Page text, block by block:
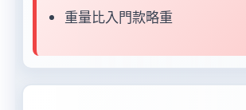
重量比入門款略重